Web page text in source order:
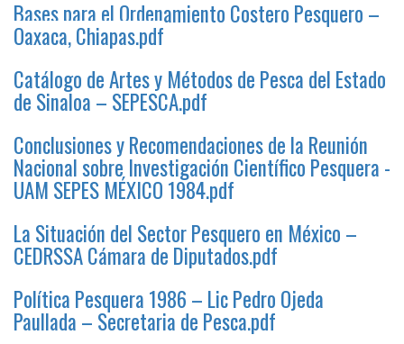
Bases para el Ordenamiento Costero Pesquero –
Oaxaca, Chiapas.pdf
Catálogo de Artes y Métodos de Pesca del Estado
de Sinaloa – SEPESCA.pdf
Conclusiones y Recomendaciones de la Reunión
Nacional sobre Investigación Científico Pesquera -
UAM SEPES MÉXICO 1984.pdf
La Situación del Sector Pesquero en México –
CEDRSSA Cámara de Diputados.pdf
Política Pesquera 1986 – Lic Pedro Ojeda
Paullada – Secretaria de Pesca.pdf